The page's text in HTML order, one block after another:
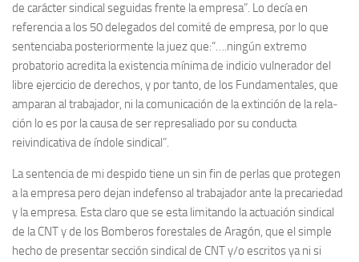
de carácter sindical seguidas frente la empresa”. Lo decía en
referencia a los 50 delega­dos del comité de empresa, por lo que
sentenciaba pos­te­rior­mente la juez que:“….ningún extremo
probatorio acredita la existencia mínima de indicio vulne­ra­dor del
libre ejercicio de derechos, y por tanto, de los Fundamentales, que
ampa­ran al trabaja­dor, ni la comunica­ción de la extinción de la rela­
ción lo es por la causa de ser represaliado por su conducta
reivindicativa de índole sindical”.
La sentencia de mi despido tiene un sin fin de perlas que protegen
a la empresa pero dejan indefenso al trabaja­dor ante la precariedad
y la empresa. Esta claro que se esta limitando la actua­ción sindical
de la CNT y de los Bombe­ros fores­ta­les de Aragón, que el simple
hecho de presentar sección sindical de CNT y/o escritos ya ni si